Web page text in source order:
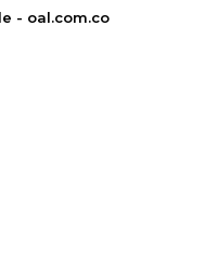
- oal.com.co